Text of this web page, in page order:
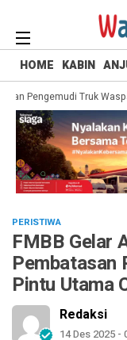
HOME KABIN
Pengemudi Truk
PERISTIWA
FMBB Gelar
Pembatasan
Pintu Utama
Redaksi
14 Des 2025 -